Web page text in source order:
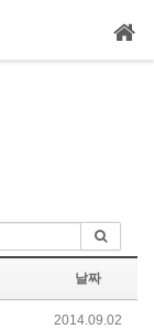
날짜
2014.09.02